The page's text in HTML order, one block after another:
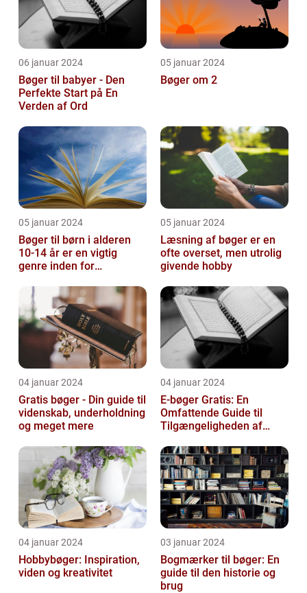
06 januar 2024
Bøger til babyer - Den
Perfekte Start på En
Verden af Ord
05 januar 2024
Bøger om 2
05 januar 2024
Bøger til børn i alderen
10-14 år er en vigtig
genre inden for
afgørend...
05 januar 2024
Læsning af bøger er en
ofte overset, men utrolig
givende hobby
04 januar 2024
Gratis bøger - Din guide til
videnskab, underholdning
og meget mere
04 januar 2024
E-bøger Gratis: En
Omfattende Guide til
Tilgængeligheden af
04 januar 2024
Hobbybøger: Inspiration,
viden og kreativitet
03 januar 2024
Bogmærker til bøger: En
guide til den historie og
brug